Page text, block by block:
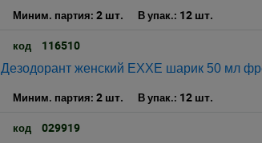
Миним. партия: 2 шт. В упак.: 12 шт.
код 116510
Дезодорант женский EXXE шарик 50 мл
Миним. партия: 2 шт. В упак.: 12 шт.
код 029919